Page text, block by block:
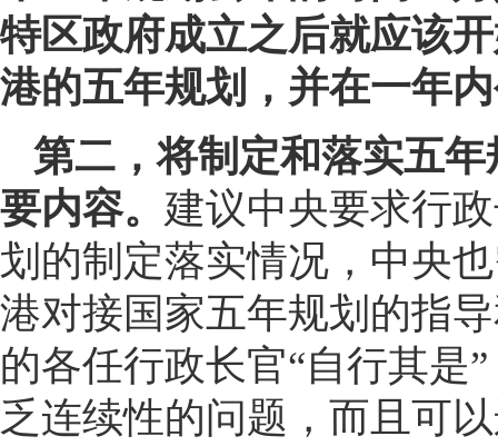
特区政府成立之后就应该
港的五年规划，并在一年
第二，将制定和落实五
要内容。 建议中央要求行
划的制定落实情况，中央
港对接国家五年规划的指
的各任行政长官“自行其是
乏连续性的问题，而且可